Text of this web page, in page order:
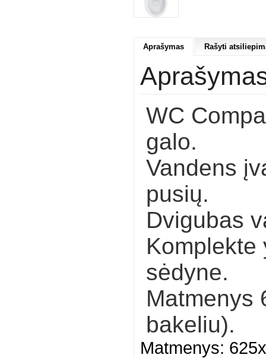
Aprašymas Rašyti
WC
galo.
Vandens
pusių.
Dvigubas
Komplekte
sėdyne.
Matmenys
bakeliu).
Matmenys: